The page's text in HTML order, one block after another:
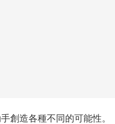
創造各種不同的可能性。